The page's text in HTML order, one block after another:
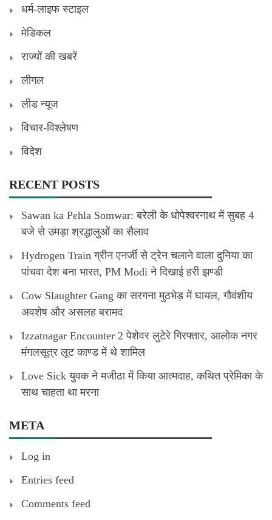
धर्म-लाइफ स्टाइल
मेडिकल
राज्यों की खबरें
लीगल
लीड न्यूज
विचार-विश्लेषण
विदेश
RECENT POSTS
Sawan ka Pehla Somwar: बरेली के धोपेश्वरनाथ में सुबह 4
बजे से उमड़ा श्रद्धालुओं का सैलाव
Hydrogen Train ग्रीन एनर्जी से ट्रेन चलाने वाला दुनिया का
पांचवा देश बना भारत, PM Modi ने दिखाई हरी झण्डी
Cow Slaughter Gang का सरगना मुठभेड़ में घायल, गौवंशीय
अवशेष और असलह बरामद
Izzatnagar Encounter 2 पेशेवर लुटेरे गिरफ्तार, आलोक नगर
मंगलसूत्र लूट काण्‍ड में थे शामिल
Love Sick युवक ने मजीठा में किया आत्मदाह, कथित प्रेमिका के
साथ चाहता था मरना
META
Log in
Entries feed
Comments feed